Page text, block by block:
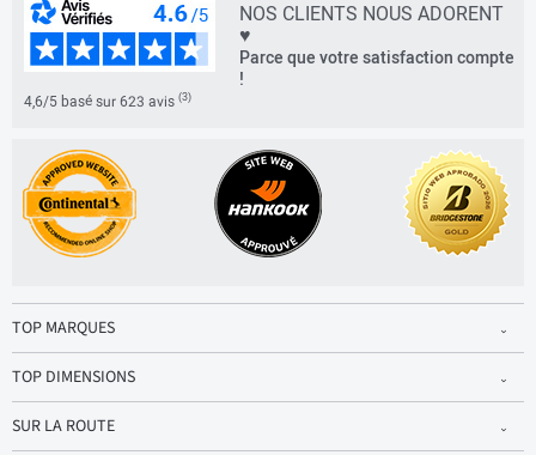
NOS CLIENTS NOUS ADORENT
♥
Parce que votre satisfaction compte
!
4,6/5 basé sur 623 avis (3)
TOP MARQUES
TOP DIMENSIONS
SUR LA ROUTE